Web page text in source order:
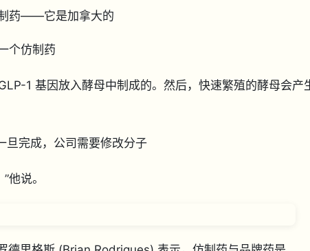
药——它是加拿大的
个仿制药
1 基因放入酵母中制成的。然后，快速繁殖的酵母会产
旦完成，公司需要修改分子
他说。